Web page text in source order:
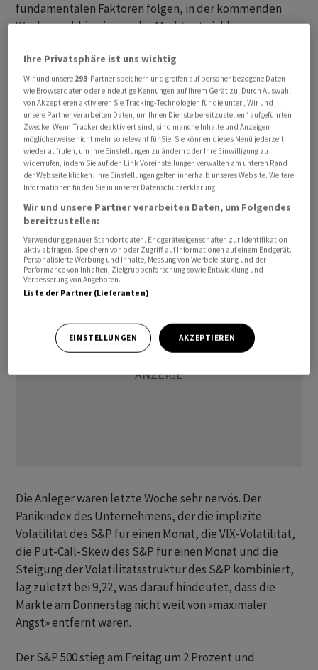
fundamentalen Faktoren folgen, in der kommenden
Woche unabhängig von der Marktentwicklung
Ein erneuter Rückgang könnte laut Goldman diese
Woche Verkäufe im Wert von etwa 33 Milliarden US-
Dollar auslösen. Wenn der Druck anhält und derS&P 500
unter 6707 fällt, könnte dies laut den Daten der Bank im
nächsten Monat zusätzliche systematische Verkäufe im
Wert von bis zu 80 Milliarden US-Dollar auslösen. In
einem flachen Markt werden CTAs diese Woche
voraussichtlich US-Aktien im Wert von rund 15,4
Milliarden US-Dollar abstossen, und selbst wenn die
Aktien steigen, wird erwartet, dass die Fonds etwa 8,7
Milliarden US-Dollar abstossen werden.
Die Anleger waren letzte Woche sehr nervös. Der
Panikindex des Unternehmens, der die implizite
Volatilität des S&P für einen Monat, die VIX-Volatilität,
die Put-Call-Skew des S&P für einen Monat und die
Steigung der Volatilitätsstruktur des S&P kombiniert,
lag zuletzt bei 9,22, was darauf hindeutet, dass die
Märkte am Donnerstag nicht weit von «maximaler
Angst» entfernt waren.
Der S&P 500 stieg am Freitag um 2 Prozent und
Ihre Privatsphäre ist uns wichtig
Wir und unsere 293-Partner speichern und greifen auf personenbezogene Daten
wie Browserdaten oder eindeutige Kennungen auf Ihrem Gerät zu. Durch Auswahl
von Akzeptieren aktivieren Sie Tracking-Technologien für die unter „Wir und
unsere Partner verarbeiten Daten, um Ihnen Dienste bereitzustellen“ aufgeführten
Zwecke. Wenn Tracker deaktiviert sind, sind manche Inhalte und Anzeigen
möglicherweise nicht mehr so relevant für Sie. Sie können dieses Menü jederzeit
wieder aufrufen, um Ihre Einstellungen zu ändern oder Ihre Einwilligung zu
widerrufen, indem Sie auf den Link Voreinstellungen verwalten am unteren Rand
der Webseite klicken. Ihre Einstellungen gelten innerhalb unseres Website. Weitere
Informationen finden Sie in unserer Datenschutzerklärung.
Wir und unsere Partner verarbeiten Daten, um Folgendes
bereitzustellen:
Verwendung genauer Standortdaten. Endgeräteeigenschaften zur Identifikation
aktiv abfragen. Speichern von oder Zugriff auf Informationen auf einem Endgerät.
Personalisierte Werbung und Inhalte, Messung von Werbeleistung und der
Performance von Inhalten, Zielgruppenforschung sowie Entwicklung und
Verbesserung von Angeboten.
Liste der Partner (Lieferanten)
EINSTELLUNGEN AKZEPTIEREN